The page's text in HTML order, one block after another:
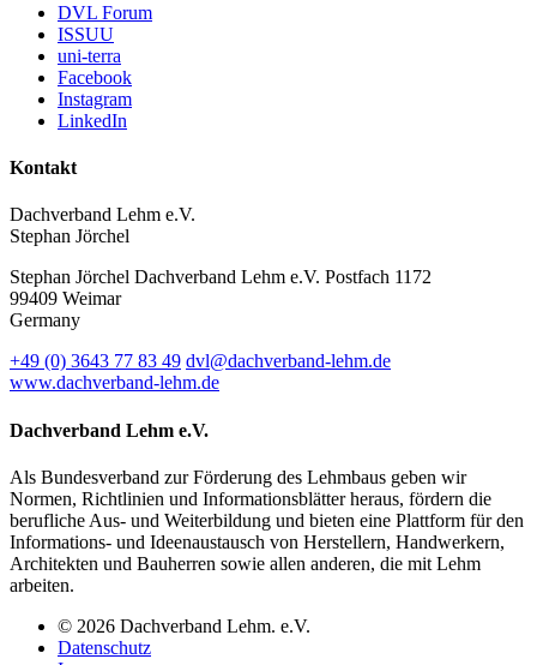
DVL Forum
ISSUU
uni-terra
Facebook
Instagram
LinkedIn
Kontakt
Dachverband Lehm e.V.
Stephan Jörchel
Stephan Jörchel Dachverband Lehm e.V. Postfach 1172
99409 Weimar
Germany
+49 (0) 3643 77 83 49 dvl@dachverband-lehm.de
www.dachverband-lehm.de
Dachverband Lehm e.V.
Als Bundesverband zur Förderung des Lehmbaus geben wir
Normen, Richtlinien und Informationsblätter heraus, fördern die
berufliche Aus- und Weiterbildung und bieten eine Plattform für den
Informations- und Ideenaustausch von Herstellern, Handwerkern,
Architekten und Bauherren sowie allen anderen, die mit Lehm
arbeiten.
© 2026 Dachverband Lehm. e.V.
Datenschutz